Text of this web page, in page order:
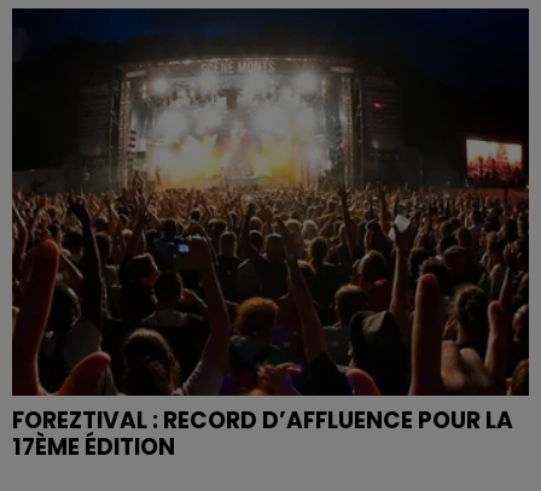
FOREZTIVAL : RECORD D’AFFLUENCE POUR LA
17ÈME ÉDITION